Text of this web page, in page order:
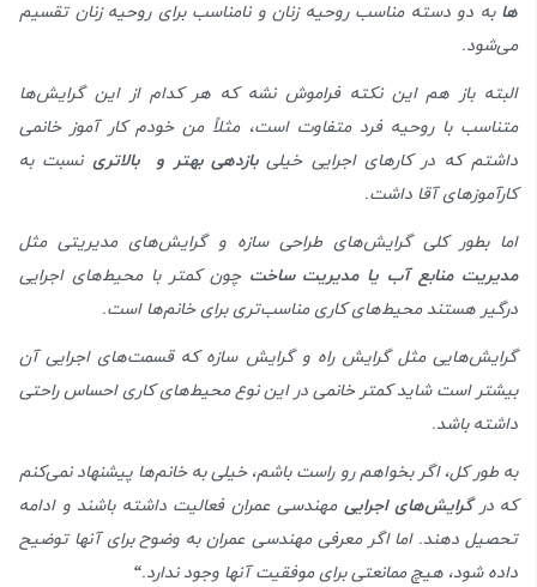
ها به دو دسته مناسب روحیه زنان و نامناسب برای روحیه زنان تقسیم
می‌شود.
البته باز هم این نکته فراموش نشه که هر کدام از این گرایش‌ها
متناسب با روحیه فرد متفاوت است، مثلاً من خودم کار آموز خانمی
داشتم که در کارهای اجرایی خیلیبازدهی بهتر و بالاتری نسبت به
کارآموزهای آقا داشت.
اما بطور کلی گرایش‌های طراحی سازه و گرایش‌های مدیریتی مثل
مدیریت منابع آب یا مدیریت ساخت چون کمتر با محیط‌های اجرایی
درگیر هستند محیط‌های کاری مناسب‌تری برای خانم‌ها است.
گرایش‌هایی مثل گرایش راه و گرایش سازه که قسمت‌های اجرایی آن
بیشتر است شاید کمتر خانمی در این نوع محیط‌های کاری احساس راحتی
داشته باشد.
به طور کل، اگر بخواهم رو راست باشم، خیلی به خانم‌ها پیشنهاد نمی‌کنم
که درگرایش‌های اجرایی مهندسی عمران فعالیت داشته باشند و ادامه
تحصیل دهند. اما اگر معرفی مهندسی عمران به وضوح برای آنها توضیح
داده شود، هیچ ممانعتی برای موفقیت آنها وجود ندارد.“